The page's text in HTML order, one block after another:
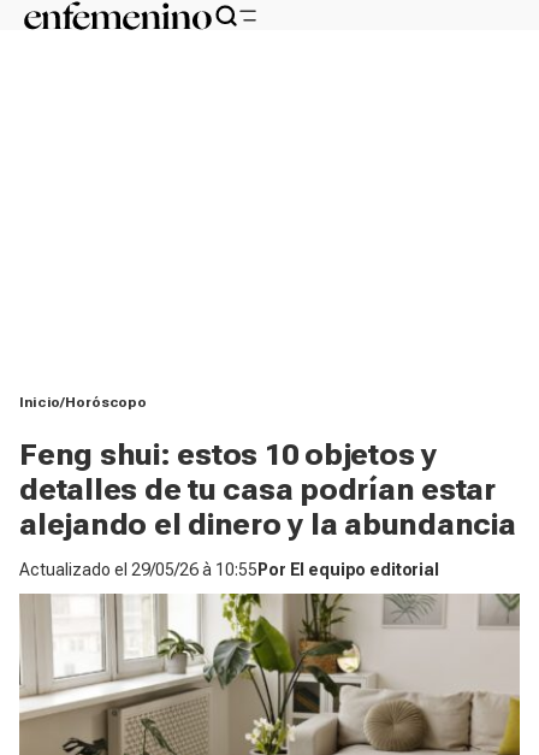
Inicio Horóscopo
Feng shui: estos 10 objetos y
detalles de tu casa podrían estar
alejando el dinero y la abundancia
Actualizado el 29/05/26 à 10:55 Por El equipo editorial